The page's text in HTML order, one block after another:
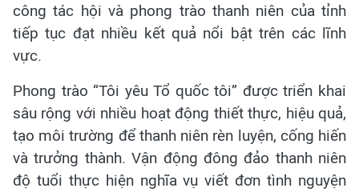
công tác hội và phong trào thanh niên của tỉnh
tiếp tục đạt nhiều kết quả nổi bật trên các lĩnh
vực.
Phong trào “Tôi yêu Tổ quốc tôi” được triển khai
sâu rộng với nhiều hoạt động thiết thực, hiệu quả,
tạo môi trường để thanh niên rèn luyện, cống hiến
và trưởng thành. Vận động đông đảo thanh niên
độ tuổi thực hiện nghĩa vụ viết đơn tình nguyện